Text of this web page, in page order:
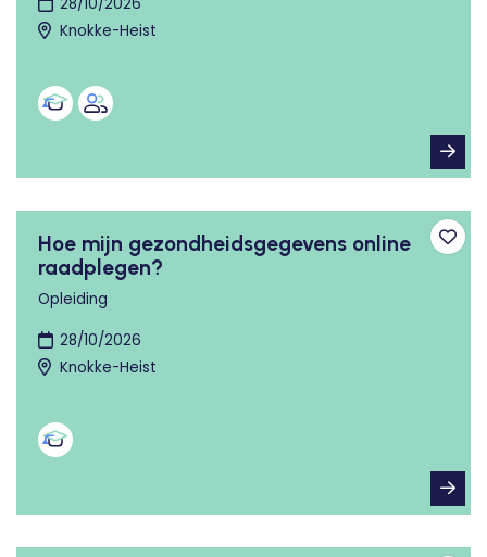
Knokke-Heist
Hoe mijn gezondheidsgegevens online
raadplegen?
Opleiding
28/10/2026
Knokke-Heist